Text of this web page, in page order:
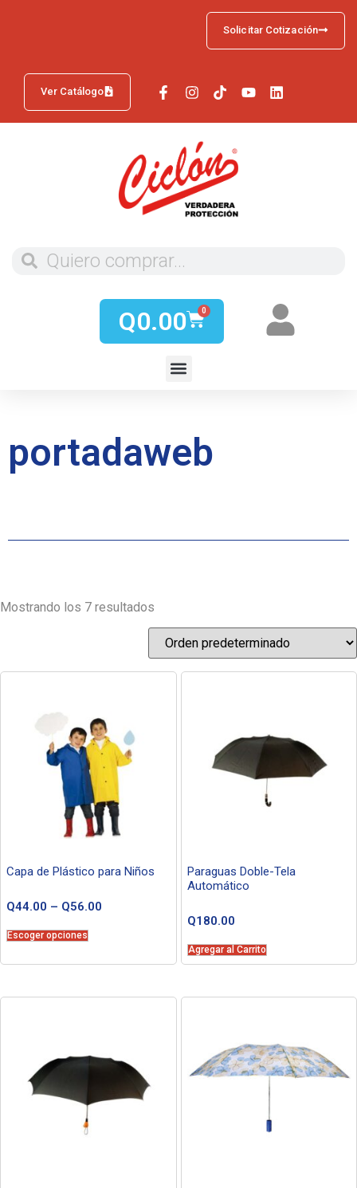
Ver Catálogo
Solicitar Cotización
Q0.00 0
portadaweb
Mostrando los 7 resultados
Capa de Plástico para Niños
Q44.00 – Q56.00
Escoger opciones
Paraguas Doble-Tela
Automático
Q180.00
Agregar al Carrito